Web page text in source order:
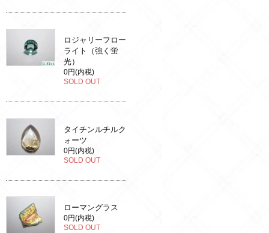
ロジャリーフロー
ライト（強く蛍
光）
0円(内税)
SOLD OUT
タイチンルチルク
ォーツ
0円(内税)
SOLD OUT
ローマングラス
0円(内税)
SOLD OUT